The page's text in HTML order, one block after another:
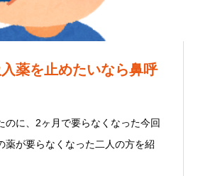
薬を止めたいなら鼻呼
のに、2ヶ月で要らなくなった今回
薬が要らなくなった二人の方を紹